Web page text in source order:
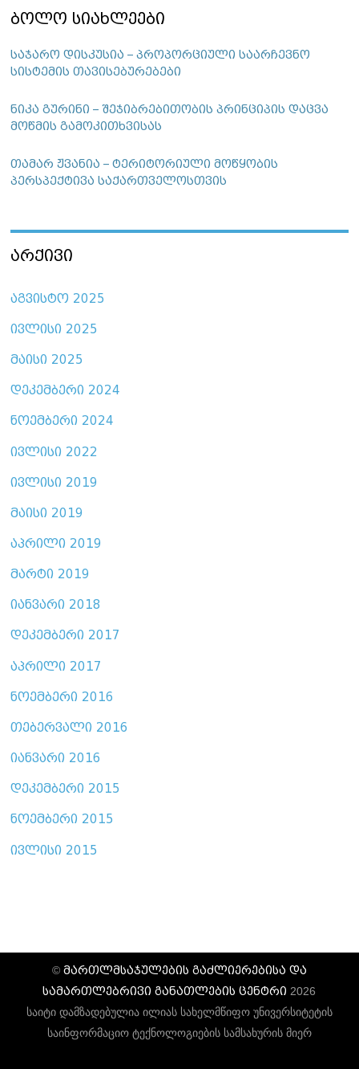
ᲑᲝᲚᲝ ᲡᲘᲐᲮᲚᲔᲔᲑᲘ
საჯარო დისკუსია – პროპორციული საარჩევნო
სისტემის თავისებურებები
ნიკა გურინი – შეჯიბრებითობის პრინციპის დაცვა
მოწმის გამოკითხვისას
თამარ ჟვანია – ტერიტორიული მოწყობის
პერსპექტივა საქართველოსთვის
ᲐᲠᲥᲘᲕᲘ
აგვისტო 2025
ივლისი 2025
მაისი 2025
დეკემბერი 2024
ნოემბერი 2024
ივლისი 2022
ივლისი 2019
მაისი 2019
აპრილი 2019
მარტი 2019
იანვარი 2018
დეკემბერი 2017
აპრილი 2017
ნოემბერი 2016
თებერვალი 2016
იანვარი 2016
დეკემბერი 2015
ნოემბერი 2015
ივლისი 2015
© მართლმსაჯულების გაძლიერებისა და
სამართლებრივი განათლების ცენტრი 2026
საიტი დამზადებულია ილიას სახელმწიფო უნივერსიტეტის
საინფორმაციო ტექნოლოგიების სამსახურის მიერ